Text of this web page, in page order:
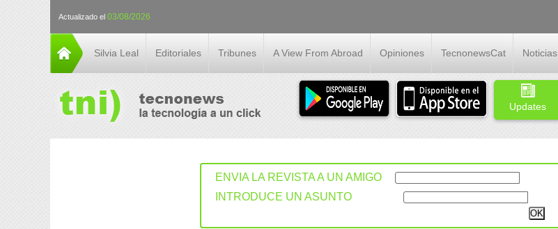
Actualizado el 03/08/2026
Silvia Leal Editoriales Tribunes A View From Abroad Opiniones TecnonewsCat Noticias
Updates
ENVIA LA REVISTA A UN AMIGO
INTRODUCE UN ASUNTO